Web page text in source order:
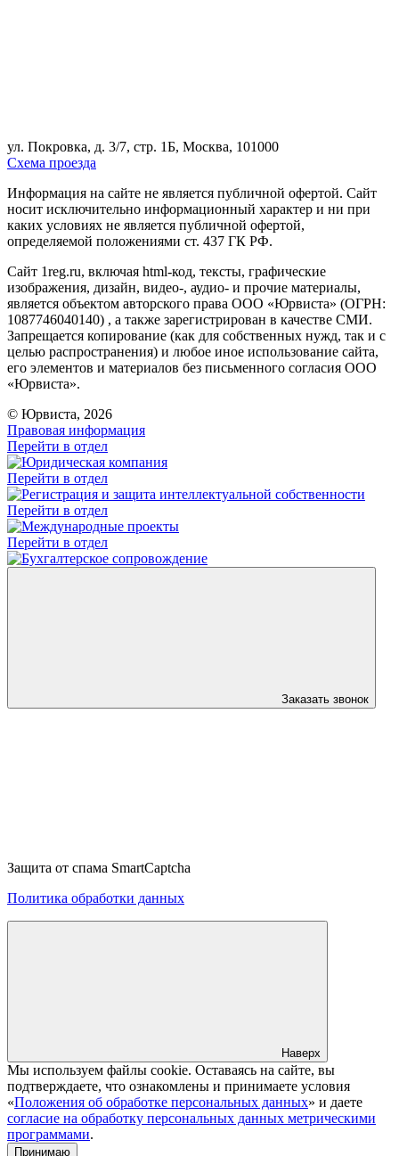
ул. Покровка, д. 3/7, стр. 1Б, Москва, 101000
Схема проезда
Информация на сайте не является публичной офертой. Cайт
носит исключительно информационный характер и ни при
каких условиях не является публичной офертой,
определяемой положениями ст. 437 ГК РФ.
Сайт 1reg.ru, включая html-код, тексты, графические
изображения, дизайн, видео-, аудио- и прочие материалы,
является объектом авторского права ООО «Юрвиста» (ОГРН:
1087746040140) , а также зарегистрирован в качестве СМИ.
Запрещается копирование (как для собственных нужд, так и с
целью распространения) и любое иное использование сайта,
его элементов и материалов без письменного согласия ООО
«Юрвиста».
© Юрвиста, 2026
Правовая информация
Перейти в отдел
Перейти в отдел
Перейти в отдел
Перейти в отдел
Заказать звонок
Защита от спама SmartCaptcha
Политика обработки данных
Наверх
Мы используем файлы cookie. Оставаясь на сайте, вы
подтверждаете, что ознакомлены и принимаете условия
«Положения об обработке персональных данных» и даете
согласие на обработку персональных данных метрическими
программами.
Принимаю